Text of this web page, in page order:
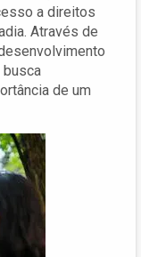
a direitos
Através de
busca
de um